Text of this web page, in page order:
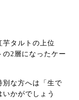
タルトの上位
2層になったケー
別な方へは「生で
かがでしょう